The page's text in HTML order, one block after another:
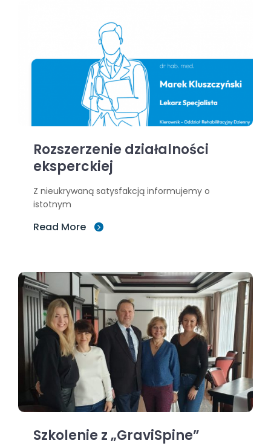
Rozszerzenie działalności
eksperckiej
Z nieukrywaną satysfakcją informujemy o
istotnym
Read More
Szkolenie z „GraviSpine”